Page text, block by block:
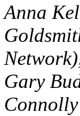
Anna
Gary